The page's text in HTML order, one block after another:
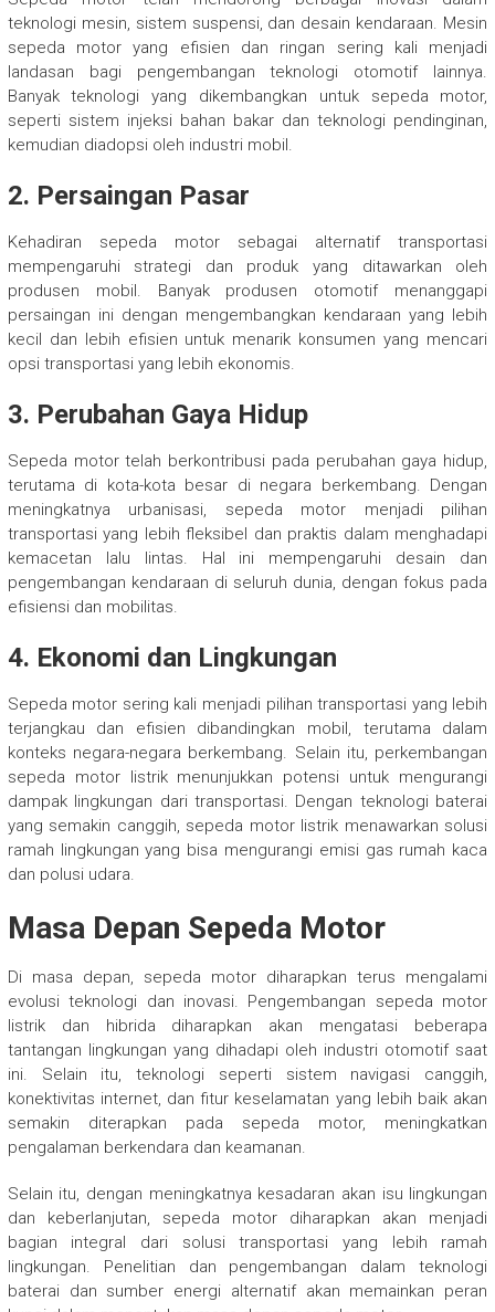
teknologi mesin, sistem suspensi, dan desain kendaraan. Mesin
sepeda motor yang efisien dan ringan sering kali menjadi
landasan bagi pengembangan teknologi otomotif lainnya.
Banyak teknologi yang dikembangkan untuk sepeda motor,
seperti sistem injeksi bahan bakar dan teknologi pendinginan,
kemudian diadopsi oleh industri mobil.
2. Persaingan Pasar
Kehadiran sepeda motor sebagai alternatif transportasi
mempengaruhi strategi dan produk yang ditawarkan oleh
produsen mobil. Banyak produsen otomotif menanggapi
persaingan ini dengan mengembangkan kendaraan yang lebih
kecil dan lebih efisien untuk menarik konsumen yang mencari
opsi transportasi yang lebih ekonomis.
3. Perubahan Gaya Hidup
Sepeda motor telah berkontribusi pada perubahan gaya hidup,
terutama di kota-kota besar di negara berkembang. Dengan
meningkatnya urbanisasi, sepeda motor menjadi pilihan
transportasi yang lebih fleksibel dan praktis dalam menghadapi
kemacetan lalu lintas. Hal ini mempengaruhi desain dan
pengembangan kendaraan di seluruh dunia, dengan fokus pada
efisiensi dan mobilitas.
4. Ekonomi dan Lingkungan
Sepeda motor sering kali menjadi pilihan transportasi yang lebih
terjangkau dan efisien dibandingkan mobil, terutama dalam
konteks negara-negara berkembang. Selain itu, perkembangan
sepeda motor listrik menunjukkan potensi untuk mengurangi
dampak lingkungan dari transportasi. Dengan teknologi baterai
yang semakin canggih, sepeda motor listrik menawarkan solusi
ramah lingkungan yang bisa mengurangi emisi gas rumah kaca
dan polusi udara.
Masa Depan Sepeda Motor
Di masa depan, sepeda motor diharapkan terus mengalami
evolusi teknologi dan inovasi. Pengembangan sepeda motor
listrik dan hibrida diharapkan akan mengatasi beberapa
tantangan lingkungan yang dihadapi oleh industri otomotif saat
ini. Selain itu, teknologi seperti sistem navigasi canggih,
konektivitas internet, dan fitur keselamatan yang lebih baik akan
semakin diterapkan pada sepeda motor, meningkatkan
pengalaman berkendara dan keamanan.
Selain itu, dengan meningkatnya kesadaran akan isu lingkungan
dan keberlanjutan, sepeda motor diharapkan akan menjadi
bagian integral dari solusi transportasi yang lebih ramah
lingkungan. Penelitian dan pengembangan dalam teknologi
baterai dan sumber energi alternatif akan memainkan peran